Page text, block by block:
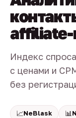
affiliate-
Индекс
с ценами и
без
📈NeBlask 📊